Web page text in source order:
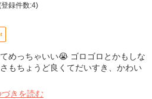
登録件数:4)
めっちゃいい😭 ゴロゴロとかもしな
もちょうど良くてだいすき、かわい
づきを読む